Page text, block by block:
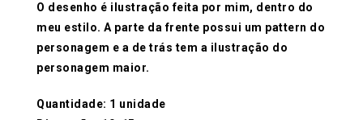
O desenho é ilustração feita por mim, dentro do
meu estilo. A parte da frente possui um pattern do
personagem e a de trás tem a ilustração do
personagem maior.
Quantidade: 1 unidade